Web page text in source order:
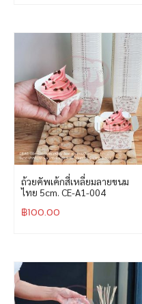
ถ้วยคัพเค้กสี่เหลี่ยมลายขนม
ไทย 5cm. CE-A1-004
฿100.00